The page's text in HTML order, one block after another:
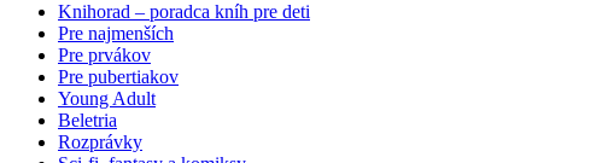
Knihorad – poradca kníh pre deti
Pre najmenších
Pre prvákov
Pre pubertiakov
Young Adult
Beletria
Rozprávky